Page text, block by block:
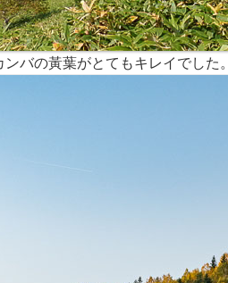
バの黃葉がとてもキレイでした。